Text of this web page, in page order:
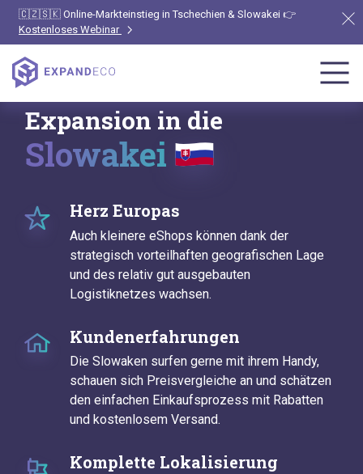
🇨🇿🇸🇰 Online-Markteinstieg in Tschechien & Slowakei 👉
Kostenloses Webinar
Expansion in die
Slowakei
Herz Europas
Auch kleinere eShops können dank der
strategisch vorteilhaften geografischen Lage
und des relativ gut ausgebauten
Logistiknetzes wachsen.
Kundenerfahrungen
Die Slowaken surfen gerne mit ihrem Handy,
schauen sich Preisvergleiche an und schätzen
den einfachen Einkaufsprozess mit Rabatten
und kostenlosem Versand.
Komplette Lokalisierung